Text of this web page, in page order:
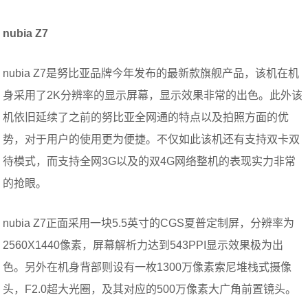
nubiaZ7
nubia Z7是努比亚品牌今年发布的最新款旗舰产品，该机在机
身采用了2K分辨率的显示屏幕，显示效果非常的出色。此外该
机依旧延续了之前的努比亚全网通的特点以及拍照方面的优
势，对于用户的使用更为便捷。不仅如此该机还有支持双卡双
待模式，而支持全网3G以及的双4G网络整机的表现实力非常
的抢眼。
nubia Z7正面采用一块5.5英寸的CGS夏普定制屏，分辨率为
2560X1440像素，屏幕解析力达到543PPI显示效果极为出
色。另外在机身背部则设有一枚1300万像素索尼堆栈式摄像
头，F2.0超大光圈，及其对应的500万像素大广角前置镜头。